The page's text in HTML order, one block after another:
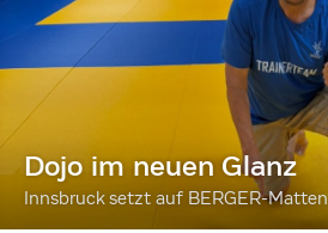
Dojo im neuen Glanz
Innsbruck setzt auf BERGER-Matten